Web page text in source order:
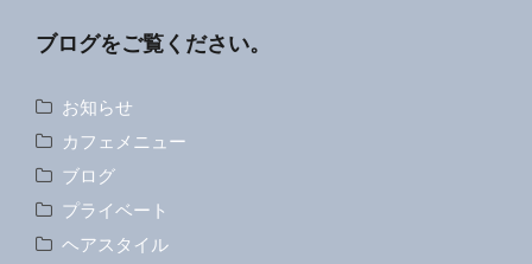
シ
ョ
ン
ブログをご覧ください。
お知らせ
カフェメニュー
ブログ
プライベート
ヘアスタイル